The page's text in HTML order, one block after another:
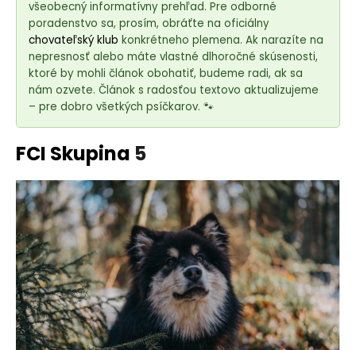
všeobecný informatívny prehľad. Pre odborné
poradenstvo sa, prosím, obráťte na oficiálny
chovateľský klub konkrétneho plemena. Ak narazíte na
nepresnosť alebo máte vlastné dlhoročné skúsenosti,
ktoré by mohli článok obohatiť, budeme radi, ak sa
nám ozvete. Článok s radosťou textovo aktualizujeme
– pre dobro všetkých psíčkarov. 🐾
FCI Skupina 5
á
j
ť
?
HĽADAŤ